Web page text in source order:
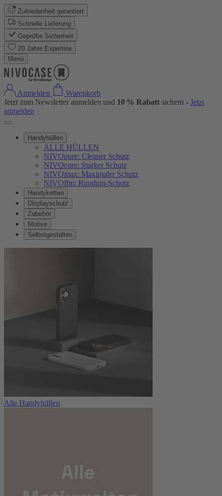
Zufriedenheit garantiert
Schnelle Lieferung
Geprüfte Sicherheit
20 Jahre Expertise
Menü
Anmelden
Warenkorb
Jetzt zum Newsletter anmelden und 10 % Rabatt sichern - Jetzt
anmelden
Handyhüllen
ALLE HÜLLEN
NIVOpure: Cleaner Schutz
NIVOcore: Starker Schutz
NIVOmax: Maximaler Schutz
NIVOflip: Rundum-Schutz
Handyketten
Displayschutz
Zubehör
Motive
Selbstgestalten
Alle Handyhüllen